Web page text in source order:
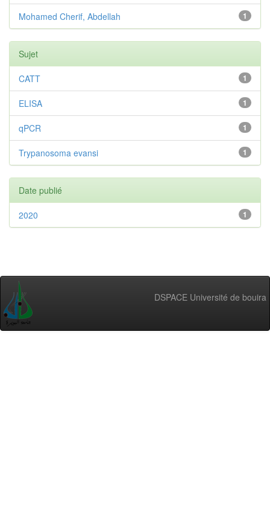
1
Mohamed Cherif, Abdellah
Sujet
1
CATT
1
ELISA
1
qPCR
1
Trypanosoma evansi
Date publié
1
2020
DSPACE Université de bouira